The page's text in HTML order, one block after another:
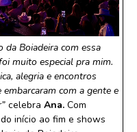
da Boiadeira com essa
muito especial pra mim.
alegria e encontros
com a gente e
celebra Ana. Com
início ao fim e shows